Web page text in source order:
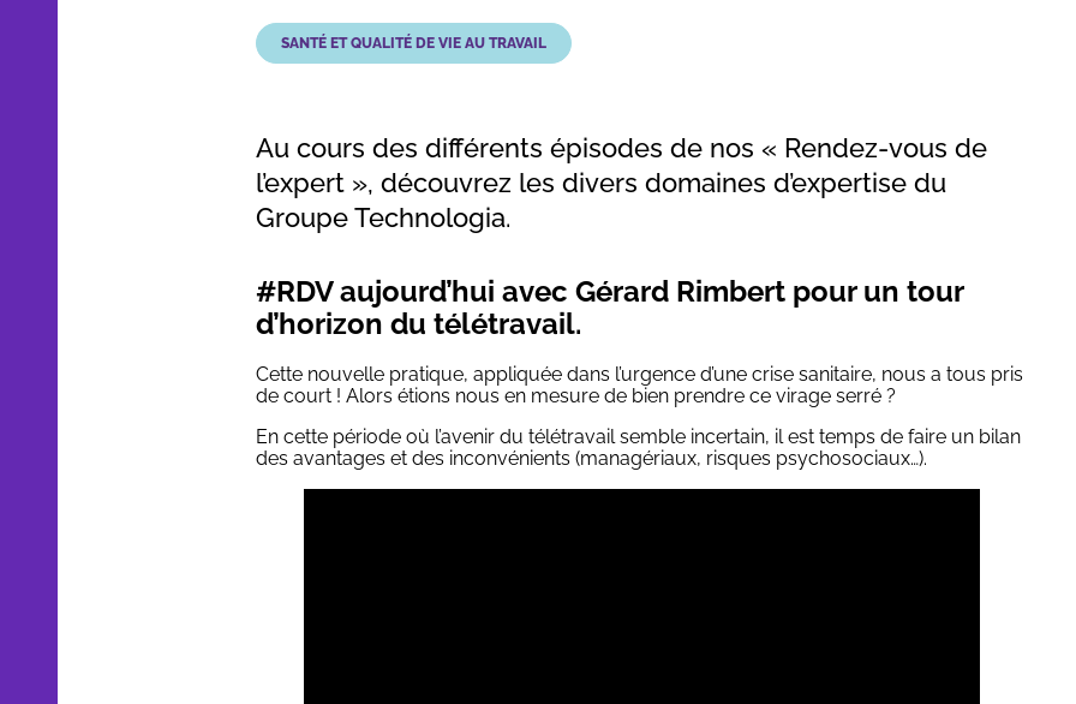
SANTÉ ET QUALITÉ DE VIE AU TRAVAIL
Au cours des différents épisodes de nos « Rendez-vous de
l’expert », découvrez les divers domaines d’expertise du
Groupe Technologia.
#RDV aujourd’hui avec Gérard Rimbert pour un tour
d’horizon du télétravail.
Cette nouvelle pratique, appliquée dans l’urgence d’une crise sanitaire, nous a tous pris
de court ! Alors étions nous en mesure de bien prendre ce virage serré ?
En cette période où l’avenir du télétravail semble incertain, il est temps de faire un bilan
des avantages et des inconvénients (managériaux, risques psychosociaux…).